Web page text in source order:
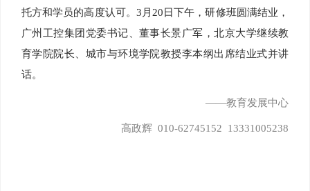
托方和学员的高度认可。3月20日下午，研修班圆满结业，
广州工控集团党委书记、董事长景广军，北京大学继续教
育学院院长、城市与环境学院教授李本纲出席结业式并讲
话。
——教育发展中心
高政辉 010-62745152 13331005238